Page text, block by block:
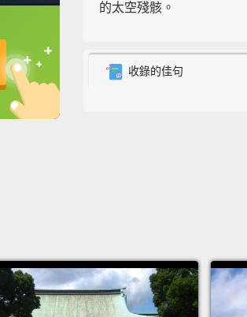
英
的太空殘骸。
magnetic tether about
這次升空只是個測試，但
座足球場長的帶磁力繫繩
收錄的佳句